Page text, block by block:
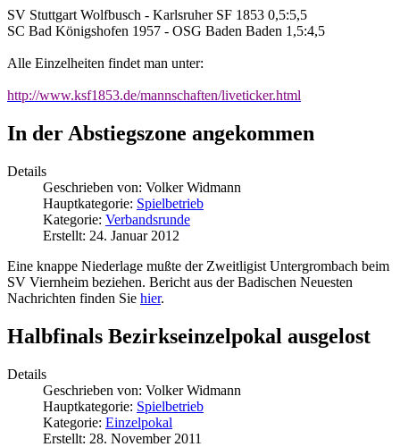
SV Stuttgart Wolfbusch - Karlsruher SF 1853 0,5:5,5
SC Bad Königshofen 1957 - OSG Baden Baden 1,5:4,5
Alle Einzelheiten findet man unter:
http://www.ksf1853.de/mannschaften/liveticker.html
In der Abstiegszone angekommen
Details
Geschrieben von: Volker Widmann
Hauptkategorie: Spielbetrieb
Kategorie: Verbandsrunde
Erstellt: 24. Januar 2012
Eine knappe Niederlage mußte der Zweitligist Untergrombach beim
SV Viernheim beziehen. Bericht aus der Badischen Neuesten
Nachrichten finden Sie hier.
Halbfinals Bezirkseinzelpokal ausgelost
Details
Geschrieben von: Volker Widmann
Hauptkategorie: Spielbetrieb
Kategorie: Einzelpokal
Erstellt: 28. November 2011